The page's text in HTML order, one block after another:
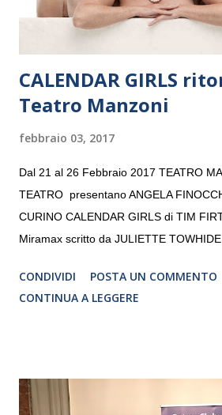
CALENDAR GIRLS
Teatro Manzoni
febbraio 03, 2017
Dal 21 al 26 Febbraio 2017 TEATRO
TEATRO presentano ANGELA
CURINO CALENDAR GIRLS di TIM
Miramax scritto da JULIETTE
CRISTINA PEZZOLI
CONDIVIDI
POSTA UN COMMENTO
CONTINUA A LEGGERE